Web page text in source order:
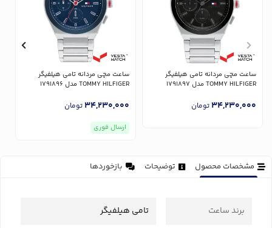
ساعت مچی مردانه تامی هیلفیگر
TOMMY HILFIGER مدل 1791897
34,230,000تومان
ساعت مچی مردانه تامی هیلفیگر
TOMMY HILFIGER مدل 1791896
34,230,000تومان
ارسال فوری
مشخصات محصول توضیحات بازخوردها
برند ساعت تامی هیلفیگر